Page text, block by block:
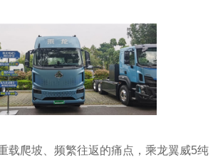
载爬坡、频繁往返的痛点，乘龙翼威5纯